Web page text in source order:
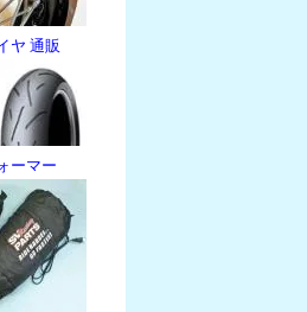
ヤ 通販
ーマー